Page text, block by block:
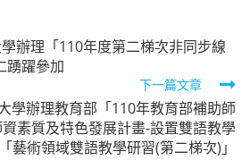
辦理「110年度第二梯次非同步線
踴躍參加
下一篇文章
學辦理教育部「110年教育部補助師
素質及特色發展計畫-設置雙語教學
藝術領域雙語教學研習(第二梯次)」